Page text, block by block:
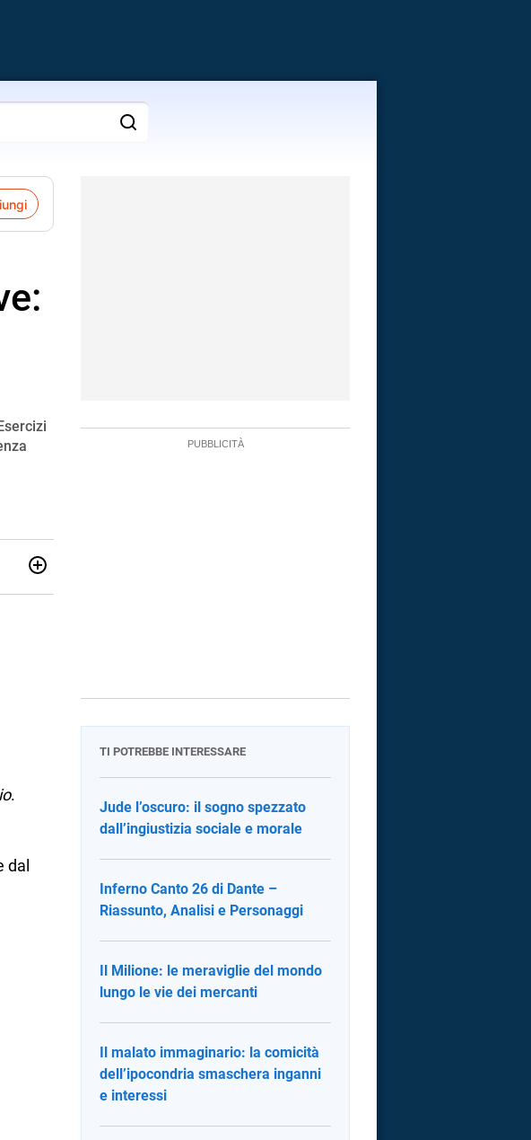
di
.
dal
TI POTREBBE INTERESSARE
Jude l’oscuro: il sogno spezzato
dall’ingiustizia sociale e morale
Inferno Canto 26 di Dante –
Riassunto, Analisi e Personaggi
Il Milione: le meraviglie del mondo
lungo le vie dei mercanti
Il malato immaginario: la comicità
dell’ipocondria smaschera inganni
e interessi